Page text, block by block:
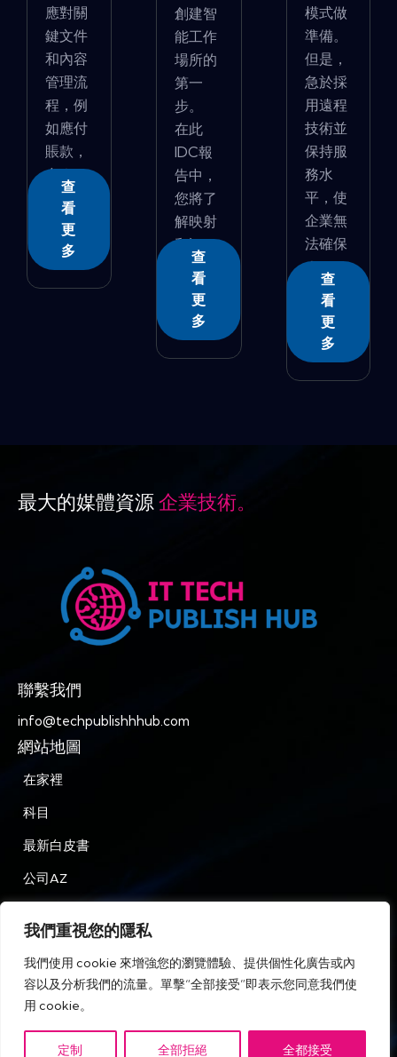
我們重視您的隱私
我們使用 cookie 來增強您的瀏覽體驗、提供個性化廣告或內
容以及分析我們的流量。單擊“全部接受”即表示您同意我們使
用 cookie。
定制 全部拒絕 全都接受
應對關
鍵文件
和內容
管理流
程，例
如應付
賬款，
合�...
查
看
更
多
創建智
能工作
場所的
第一
步。
在此
IDC報
告中，
您將了
解映射
和評...
查
看
更
多
模式做
準備。
但是，
急於採
用遠程
技術並
保持服
務水
平，使
企業無
法確保
�...
查
看
更
多
最大的媒體資源 企業技術。
聯繫我們
info@techpublishhhub.com
網站地圖
在家裡
科目
最新白皮書
公司AZ
條款和條件